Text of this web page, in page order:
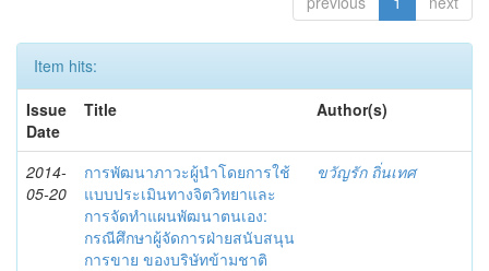
Item hits:
Issue
Date
Title Author(s)
2014-
05-20
การพัฒนาภาวะผู้นำโดยการใช้
แบบประเมินทางจิตวิทยาและ
การจัดทำแผนพัฒนาตนเอง:
กรณีศึกษาผู้จัดการฝ่ายสนับสนุน
การขาย ของบริษัทข้ามชาติ
ขวัญรัก ถิ่นเทศ